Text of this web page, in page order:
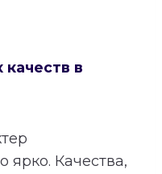
в
ярко. Качества,